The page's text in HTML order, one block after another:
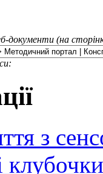
документи (на
з